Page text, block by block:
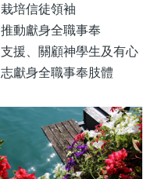
栽培信徒領袖
推動獻身全職事奉
支援、關顧神學生及有心
志獻身全職事奉肢體